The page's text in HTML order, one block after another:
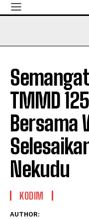
TMMD
Bersama
Nekudu
KODIM
AUTHOR: